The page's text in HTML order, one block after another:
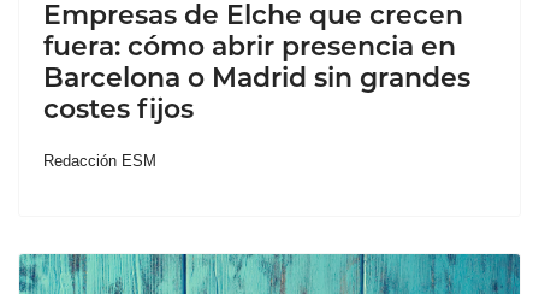
Empresas de Elche que crecen
fuera: cómo abrir presencia en
Barcelona o Madrid sin grandes
costes fijos
Redacción ESM